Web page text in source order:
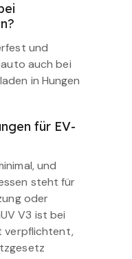
und
auch bei
in Hungen
für EV-
und
steht für
oder
V3 ist bei
verpflichtent,